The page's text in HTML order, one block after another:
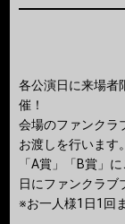
各公演日に来場者
催！
会場のファンクラ
お渡しを行います。
「A賞」「B賞」
日にファンクラブ
※お一人様1日1回